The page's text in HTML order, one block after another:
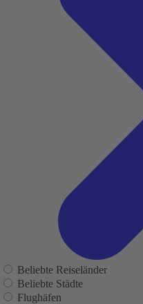
Beliebte Reiseländer
Beliebte Städte
Flughäfen